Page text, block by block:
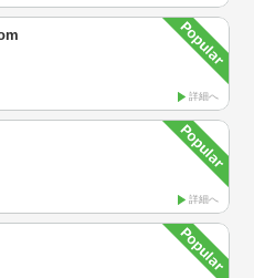
詳細へ
詳細へ